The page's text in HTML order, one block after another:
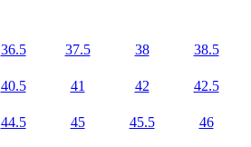
36.5 37.5 38 38.5
40.5 41 42 42.5
44.5 45 45.5 46